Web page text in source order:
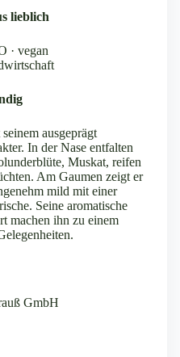
lieblich
· vegan
ausgeprägt
In der Nase entfalten
Muskat, reifen
Am Gaumen zeigt er
mild mit einer
Seine aromatische
machen ihn zu einem
GmbH